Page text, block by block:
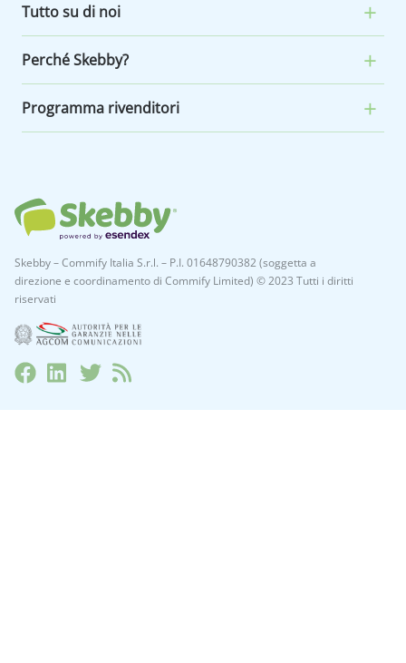
Tutto su di noi
Perché Skebby?
Programma rivenditori
Skebby – Commify Italia S.r.l. – P.I. 01648790382 (soggetta a
direzione e coordinamento di Commify Limited) © 2023 Tutti i diritti
riservati